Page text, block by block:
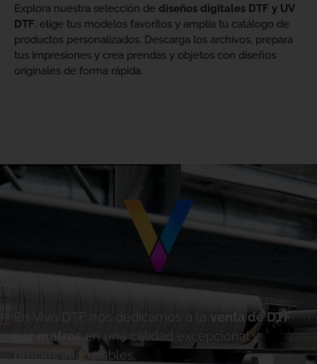
Explora nuestra selección de diseños digitales DTF y UV
DTF, elige tus modelos favoritos y amplía tu catálogo de
productos personalizados. Descarga los archivos, prepara
tus impresiones y crea prendas y objetos con diseños
originales de forma rápida.
En Viva DTF nos dedicamos a la
venta de DTF
por metros
en una calidad excepcional y
precios inigualables.